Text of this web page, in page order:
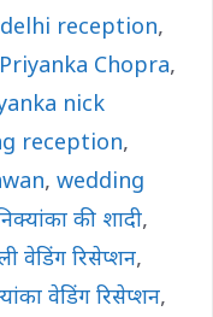
reception,
Priyanka Chopra,
nick
reception,
, wedding
की शादी,
वेडिंग रिसेप्शन,
वेडिंग रिसेप्शन,